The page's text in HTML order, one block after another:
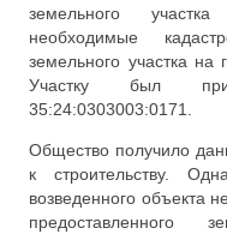
земельного
необходимые
земельного участка на
Участку был
35:24:0303003:0171.
Общество получило
к строительству.
возведенного объекта
предоставленного